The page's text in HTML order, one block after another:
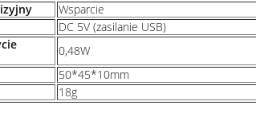
Wsparcie
DC 5V (zasilanie USB)
0,48W
50*45*10mm
18g